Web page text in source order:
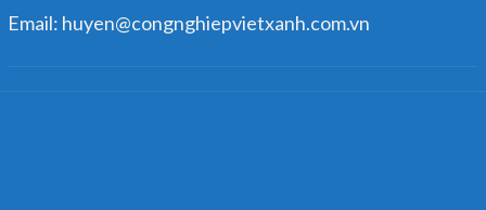
Email: huyen@congnghiepvietxanh.com.vn